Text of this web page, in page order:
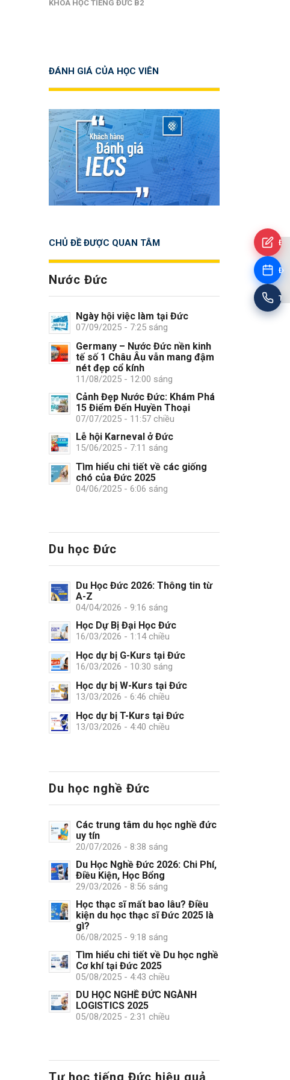
KHOÁ HỌC TIẾNG ĐỨC B2
ĐÁNH GIÁ CỦA HỌC VIÊN
CHỦ ĐỀ ĐƯỢC QUAN TÂM
Nước Đức
Ngày hội việc làm tại Đức
07/09/2025 - 7:25 sáng
Germany – Nước Đức nền kinh
tế số 1 Châu Âu vẫn mang đậm
nét đẹp cổ kính
11/08/2025 - 12:00 sáng
Cảnh Đẹp Nước Đức: Khám Phá
15 Điểm Đến Huyền Thoại
07/07/2025 - 11:57 chiều
Lễ hội Karneval ở Đức
15/06/2025 - 7:11 sáng
Tìm hiểu chi tiết về các giống
chó của Đức 2025
04/06/2025 - 6:06 sáng
Du học Đức
Du Học Đức 2026: Thông tin từ
A-Z
04/04/2026 - 9:16 sáng
Học Dự Bị Đại Học Đức
16/03/2026 - 1:14 chiều
Học dự bị G-Kurs tại Đức
16/03/2026 - 10:30 sáng
Học dự bị W-Kurs tại Đức
13/03/2026 - 6:46 chiều
Học dự bị T-Kurs tại Đức
13/03/2026 - 4:40 chiều
Du học nghề Đức
Các trung tâm du học nghề đức
uy tín
20/07/2026 - 8:38 sáng
Du Học Nghề Đức 2026: Chi Phí,
Điều Kiện, Học Bổng
29/03/2026 - 8:56 sáng
Học thạc sĩ mất bao lâu? Điều
kiện du học thạc sĩ Đức 2025 là
gì?
06/08/2025 - 9:18 sáng
Tìm hiểu chi tiết về Du học nghề
Cơ khí tại Đức 2025
05/08/2025 - 4:43 chiều
DU HỌC NGHỀ ĐỨC NGÀNH
LOGISTICS 2025
05/08/2025 - 2:31 chiều
Tự học tiếng Đức hiệu quả
Tư